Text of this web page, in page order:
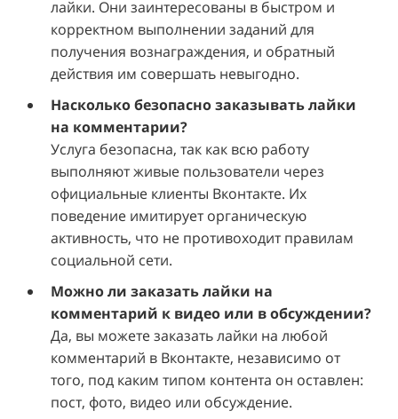
лайки. Они заинтересованы в быстром и
корректном выполнении заданий для
получения вознаграждения, и обратный
действия им совершать невыгодно.
Насколько безопасно заказывать лайки
на комментарии?
Услуга безопасна, так как всю работу
выполняют живые пользователи через
официальные клиенты Вконтакте. Их
поведение имитирует органическую
активность, что не противоходит правилам
социальной сети.
Можно ли заказать лайки на
комментарий к видео или в обсуждении?
Да, вы можете заказать лайки на любой
комментарий в Вконтакте, независимо от
того, под каким типом контента он оставлен:
пост, фото, видео или обсуждение.